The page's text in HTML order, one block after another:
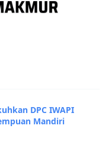
DPC IWAPI
Mandiri